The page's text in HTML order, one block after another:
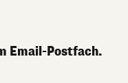
Email-Postfach.